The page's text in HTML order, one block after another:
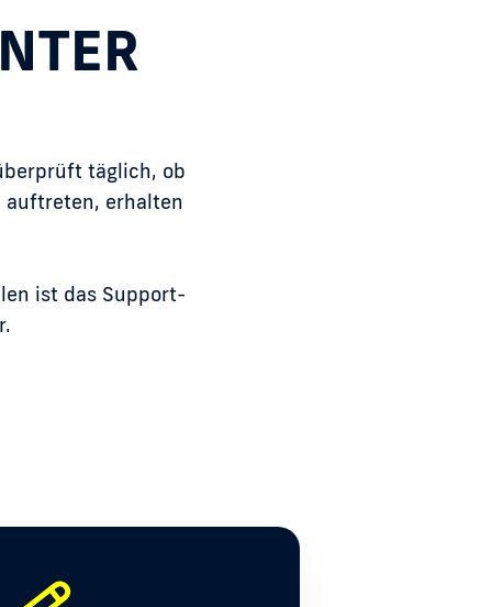
täglich, ob
auftreten, erhalten
ist das Support-